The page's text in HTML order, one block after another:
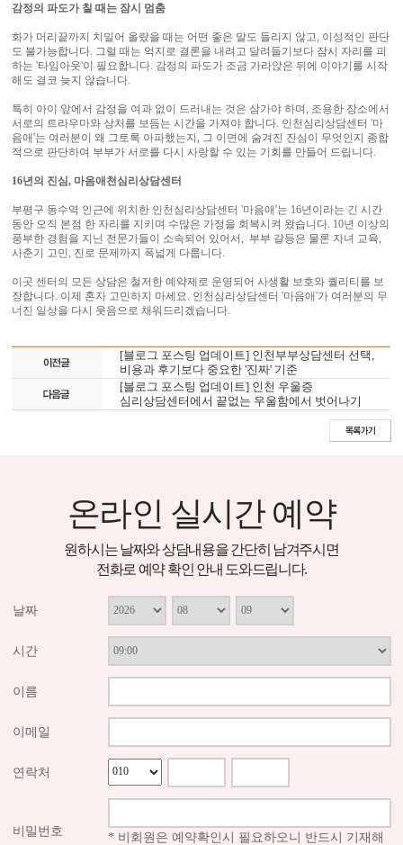
감정의 파도가 칠 때는 잠시 멈춤
화가 머리끝까지 치밀어 올랐을 때는 어떤 좋은 말도 들리지 않고, 이성적인 판단
도 불가능합니다. 그럴 때는 억지로 결론을 내려고 달려들기보다 잠시 자리를 피
하는 '타임아웃'이 필요합니다. 감정의 파도가 조금 가라앉은 뒤에 이야기를 시작
해도 결코 늦지 않습니다. ​
특히 아이 앞에서 감정을 여과 없이 드러내는 것은 삼가야 하며, 조용한 장소에서
서로의 트라우마와 상처를 보듬는 시간을 가져야 합니다. 인천심리상담센터 '마
음애'는 여러분이 왜 그토록 아파했는지, 그 이면에 숨겨진 진심이 무엇인지 종합
적으로 판단하여 부부가 서로를 다시 사랑할 수 있는 기회를 만들어 드립니다.
16년의 진심, 마음애천심리상담센터
부평구 동수역 인근에 위치한 인천심리상담센터 '마음애'는 16년이라는 긴 시간
동안 오직 본점 한 자리를 지키며 수많은 가정을 회복시켜 왔습니다. 10년 이상의
풍부한 경험을 지닌 전문가들이 소속되어 있어서, 부부 갈등은 물론 자녀 교육,
사춘기 고민, 진로 문제까지 폭넓게 다룹니다. ​
이곳 센터의 모든 상담은 철저한 예약제로 운영되어 사생활 보호와 퀄리티를 보
장합니다. 이제 혼자 고민하지 마세요. 인천심리상담센터 '마음애'가 여러분의 무
너진 일상을 다시 웃음으로 채워드리겠습니다.
[블로그 포스팅 업데이트] 인천부부상담센터 선택,
비용과 후기보다 중요한 '진짜' 기준
[블로그 포스팅 업데이트] 인천 우울증
심리상담센터에서 끝없는 우울함에서 벗어나기
온라인 실시간 예약
원하시는 날짜와 상담내용을 간단히 남겨주시면
전화로 예약 확인 안내 도와드립니다.
날짜
시간
이름
이메일
연락처
비밀번호
* 비회원은 예약확인시 필요하오니 반드시 기재해